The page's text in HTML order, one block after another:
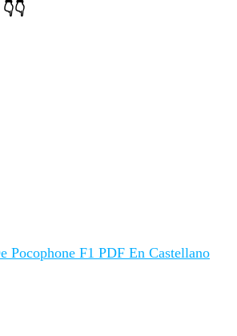
Pocophone F1 PDF En Castellano